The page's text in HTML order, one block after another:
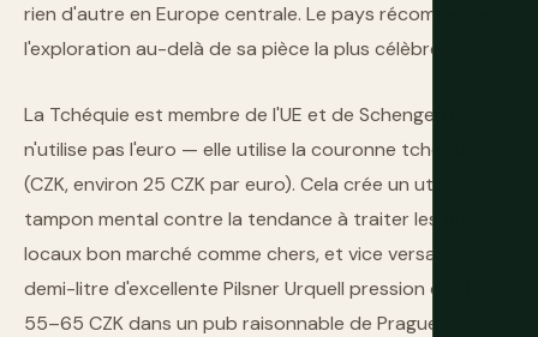
rien d'autre en Europe centrale. Le pays récompense
l'exploration au-delà de sa pièce la plus célèbre.
La Tchéquie est membre de l'UE et de Schengen mais
n'utilise pas l'euro — elle utilise la couronne tchèque
(CZK, environ 25 CZK par euro). Cela crée un utile
tampon mental contre la tendance à traiter les prix
locaux bon marché comme chers, et vice versa. Un
demi-litre d'excellente Pilsner Urquell pression coûte
55–65 CZK dans un pub raisonnable de Prague.